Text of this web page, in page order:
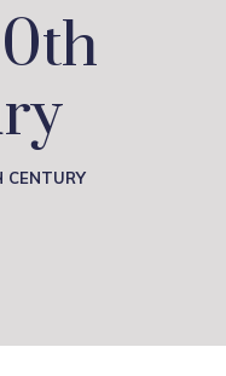
CENTURY